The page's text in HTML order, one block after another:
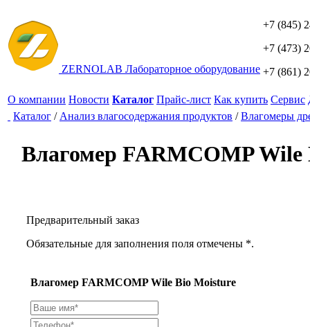
ZERNOLAB Лабораторное оборудование
+7 (845)
+7 (473)
+7 (861)
О компании Новости Каталог Прайс-лист Как купить Сервис
Каталог / Анализ влагосодержания продуктов /Влагомеры
Влагомер FARMCOMP Wile
Предварительный заказ
Обязательные для заполнения поля отмечены *.
Влагомер FARMCOMP Wile Bio Moisture